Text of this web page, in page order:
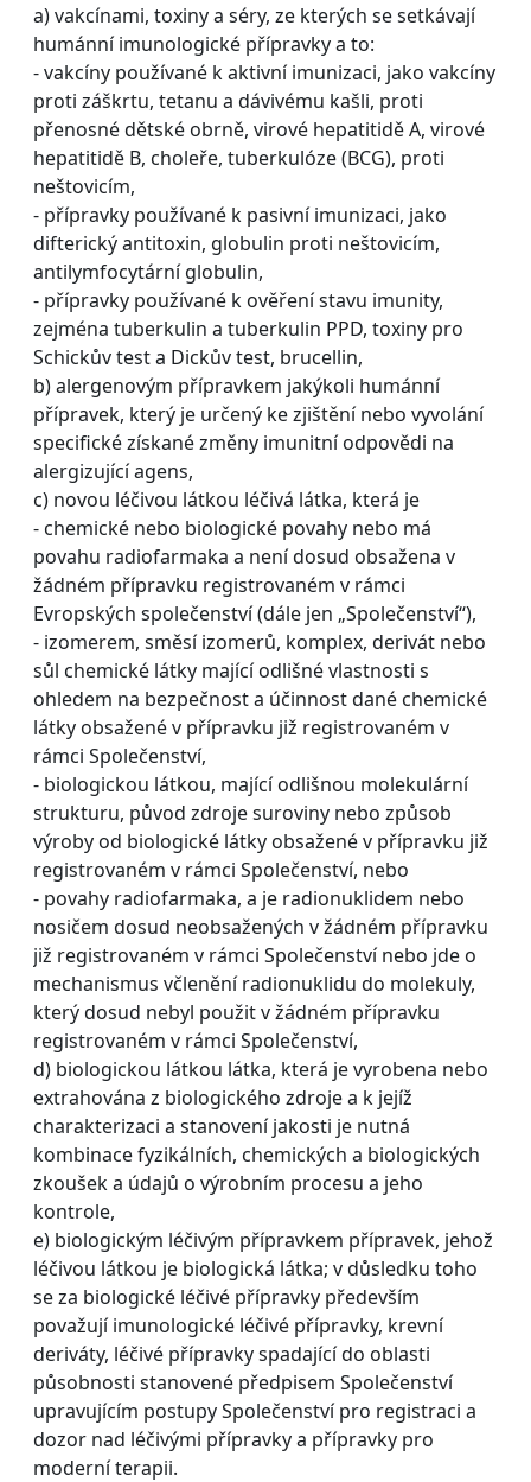
a) vakcínami, toxiny a séry, ze kterých se setkávají
humánní imunologické přípravky a to:
- vakcíny používané k aktivní imunizaci, jako vakcíny
proti záškrtu, tetanu a dávivému kašli, proti
přenosné dětské obrně, virové hepatitidě A, virové
hepatitidě B, choleře, tuberkulóze (BCG), proti
neštovicím,
- přípravky používané k pasivní imunizaci, jako
difterický antitoxin, globulin proti neštovicím,
antilymfocytární globulin,
- přípravky používané k ověření stavu imunity,
zejména tuberkulin a tuberkulin PPD, toxiny pro
Schickův test a Dickův test, brucellin,
b) alergenovým přípravkem jakýkoli humánní
přípravek, který je určený ke zjištění nebo vyvolání
specifické získané změny imunitní odpovědi na
alergizující agens,
c) novou léčivou látkou léčivá látka, která je
- chemické nebo biologické povahy nebo má
povahu radiofarmaka a není dosud obsažena v
žádném přípravku registrovaném v rámci
Evropských společenství (dále jen „Společenství“),
- izomerem, směsí izomerů, komplex, derivát nebo
sůl chemické látky mající odlišné vlastnosti s
ohledem na bezpečnost a účinnost dané chemické
látky obsažené v přípravku již registrovaném v
rámci Společenství,
- biologickou látkou, mající odlišnou molekulární
strukturu, původ zdroje suroviny nebo způsob
výroby od biologické látky obsažené v přípravku již
registrovaném v rámci Společenství, nebo
- povahy radiofarmaka, a je radionuklidem nebo
nosičem dosud neobsažených v žádném přípravku
již registrovaném v rámci Společenství nebo jde o
mechanismus včlenění radionuklidu do molekuly,
který dosud nebyl použit v žádném přípravku
registrovaném v rámci Společenství,
d) biologickou látkou látka, která je vyrobena nebo
extrahována z biologického zdroje a k jejíž
charakterizaci a stanovení jakosti je nutná
kombinace fyzikálních, chemických a biologických
zkoušek a údajů o výrobním procesu a jeho
kontrole,
e) biologickým léčivým přípravkem přípravek, jehož
léčivou látkou je biologická látka; v důsledku toho
se za biologické léčivé přípravky především
považují imunologické léčivé přípravky, krevní
deriváty, léčivé přípravky spadající do oblasti
působnosti stanovené předpisem Společenství
upravujícím postupy Společenství pro registraci a
dozor nad léčivými přípravky a přípravky pro
moderní terapii.